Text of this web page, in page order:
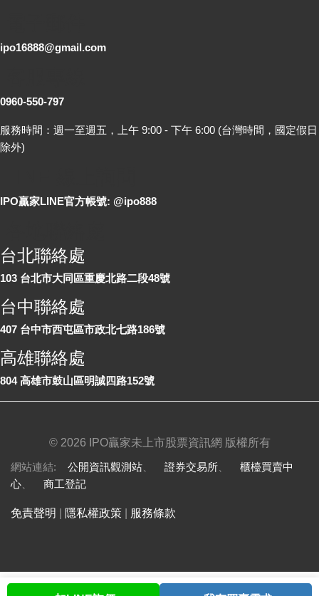
ipo16888@gmail.com
0960-550-797
服務時間：週一至週五，上午 9:00 - 下午 6:00 (台灣時間，國定假日
除外)
IPO贏家LINE官方帳號: @ipo888
台北聯絡處
103 台北市大同區重慶北路二段48號
台中聯絡處
407 台中市西屯區市政北七路186號
高雄聯絡處
804 高雄市鼓山區明誠四路152號
© 2026 IPO贏家未上市股票資訊網 版權所有
網站連結: 公開資訊觀測站 證券交易所
櫃檯買賣中
心
商工登記
免責聲明 隱私權政策 服務條款